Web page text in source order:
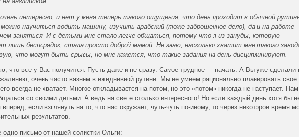
интересно, и нет у меня теперь такого ощущения, что день проходит в обычной
научиться водить машину, изучить арабский (тоже заброшенное дело), да и на работе
заняться. И с детьми мне стало легче общаться, потому что я из зануды, которую
лишь беспорядок, стала просто доброй мамой. Не знаю, насколько хватит мне такого
что могут быть срывы, но мне кажется, что такие задания на день дисциплинируют.
что все у Вас получится. Пусть даже и не сразу. Самое трудное — начать. А Вы уже сделали
очень часто вязнем в ежедневной рутине. Мы не умеем рационально планировать свое
всегда не хватает. Многое откладывается на потом, но это «потом» никогда не наступает. Нам
со своими детьми. А ведь на свете столько интересного! Но если каждый день хотя бы
вперед, если взглянуть на то, что нас окружает, чуть-чуть по-иному, то через некоторое время
результатов.
одно письмо от нашей солистки Ольги: